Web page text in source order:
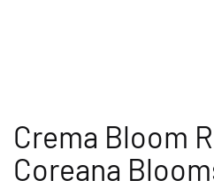
Crema Bloom
Coreana